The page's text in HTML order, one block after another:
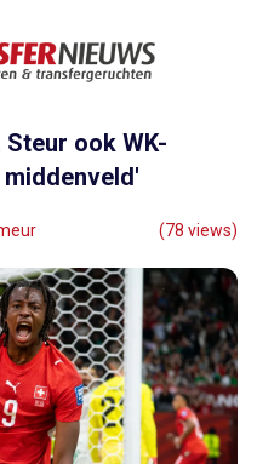
ook WK-
(78 views)